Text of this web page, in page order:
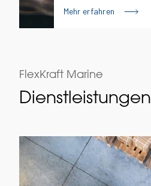
Mehr erfahren
Dienstleistungen
FlexKraft Marine